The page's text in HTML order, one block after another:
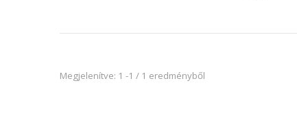
Megjelenítve: 1 -1 / 1 eredményből